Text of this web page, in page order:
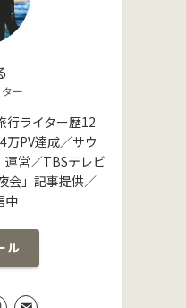
ー
行ライター歴12
万PV達成／サウ
運営／TBSテレビ
会」記事提供／
中
ル